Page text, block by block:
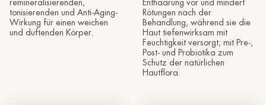
remineralisierenden,
tonisierenden und Anti-Aging-
Wirkung für einen weichen
und duftenden Körper.
Enthaarung vor und mindert
Rötungen nach der
Behandlung, während sie die
Haut tiefenwirksam mit
Feuchtigkeit versorgt; mit Pre-,
Post- und Probiotika zum
Schutz der natürlichen
Hautflora.